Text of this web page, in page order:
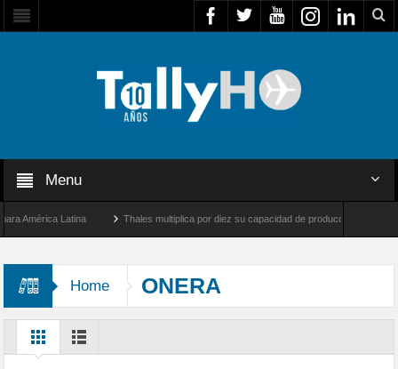
Menu
Latina Thales multiplica por diez su capacidad de producción de radares
Home ONERA